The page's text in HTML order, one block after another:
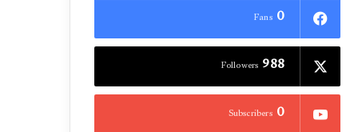
0
Fans
988
Followers
0
Subscribers